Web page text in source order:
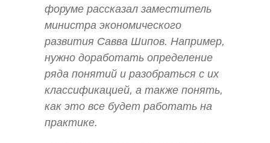
форуме рассказал заместитель
министра экономического
развития Савва Шипов. Например,
нужно доработать определение
ряда понятий и разобраться с их
классификацией, а также понять,
как это все будет работать на
практике.